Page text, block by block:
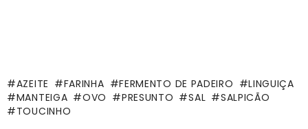
AZEITE FARINHA FERMENTO DE PADEIRO
LINGUIÇA
MANTEIGA
OVO PRESUNTO SAL
SALPICÃO
TOUCINHO